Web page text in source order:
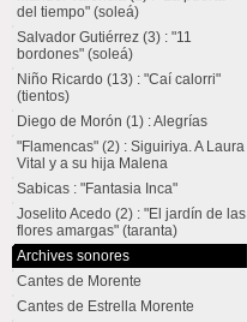
del tiempo" (soleá)
Salvador Gutiérrez (3) : "11
bordones" (soleá)
Niño Ricardo (13) : "Caí calorri"
(tientos)
Diego de Morón (1) : Alegrías
"Flamencas" (2) : Siguiriya. A Laura
Vital y a su hija Malena
Sabicas : "Fantasia Inca"
Joselito Acedo (2) : "El jardín de las
flores amargas" (taranta)
Archives sonores
Cantes de Morente
Cantes de Estrella Morente